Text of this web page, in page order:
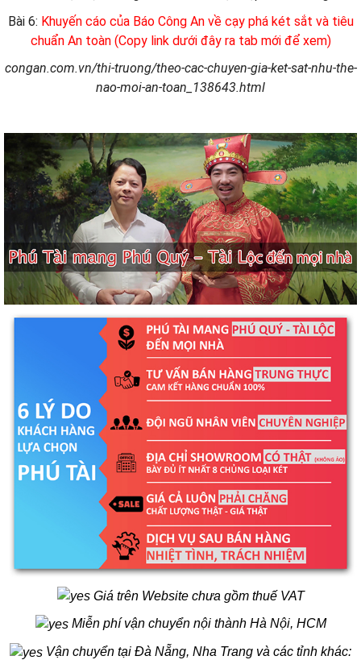
Bài 6: Khuyến cáo của Báo Công An về cạy phá két sắt và tiêu
chuẩn An toàn (Copy link dưới đây ra tab mới để xem)
congan.com.vn/thi-truong/theo-cac-chuyen-gia-ket-sat-nhu-the-
nao-moi-an-toan_138643.html
Giá trên Website chưa gồm thuế VAT
Miễn phí vận chuyển nội thành Hà Nội, HCM
Vận chuyển tại Đà Nẵng, Nha Trang và các tỉnh khác: